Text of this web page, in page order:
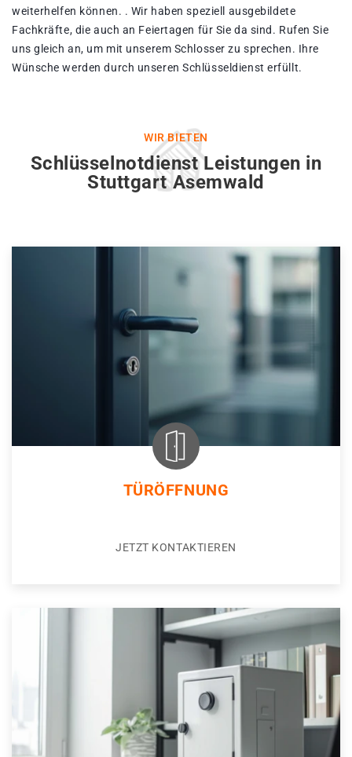
weiterhelfen können. . Wir haben speziell ausgebildete
Fachkräfte, die auch an Feiertagen für Sie da sind. Rufen Sie
uns gleich an, um mit unserem Schlosser zu sprechen. Ihre
Wünsche werden durch unseren Schlüsseldienst erfüllt.
WIR BIETEN
Schlüsselnotdienst Leistungen in
Stuttgart Asemwald
TÜRÖFFNUNG
JETZT KONTAKTIEREN